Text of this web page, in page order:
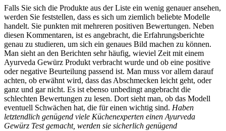
Falls Sie sich die Produkte aus der Liste ein wenig genauer ansehen,
werden Sie feststellen, dass es sich um ziemlich beliebte Modelle
handelt. Sie punkten mit mehreren positiven Bewertungen. Neben
diesen Kommentaren, ist es angebracht, die Erfahrungsberichte
genau zu studieren, um sich ein genaues Bild machen zu können.
Man sieht an den Berichten sehr häufig, wieviel Zeit mit einem
Ayurveda Gewürz Produkt verbracht wurde und ob eine positive
oder negative Beurteilung passend ist. Man muss vor allem darauf
achten, ob erwähnt wird, dass das Abschmecken leicht geht, oder
ganz und gar nicht. Es ist ebenso unbedingt angebracht die
schlechten Bewertungen zu lesen. Dort sieht man, ob das Modell
eventuell Schwächen hat, die für einen wichtig sind. Haben
letztendlich genügend viele Küchenexperten einen Ayurveda
Gewürz Test gemacht, werden sie sicherlich genügend